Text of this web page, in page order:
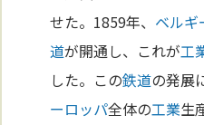
せた。1859年、 ベルギ
道が開通し、これが工
した。この鉄道の発展
ーロッパ全体の工業生